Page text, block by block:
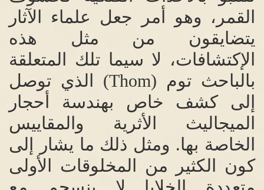
القمر، وهو أمر جعل علماء الآثار
يتضايقون من مثل هذه
الإكتشافات، لا سيما تلك المتعلقة
بالباحث توم (Thom)
الذي توصل
إلى كشف خاص بهندسة أحجار
الميجاليث الأثرية والمقاييس
الخاصة بها. ومثل ذلك ما يشار إلى
كون الكثير من المخلوقات الأولى